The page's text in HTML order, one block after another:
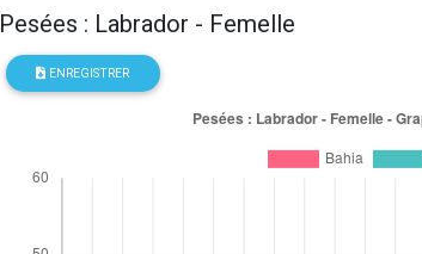
Pesées : Labrador - Femelle
ENREGISTRER